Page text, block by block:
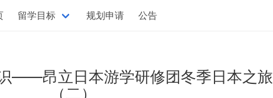
留学目标 规划申请 公告
——昂立日本游学研修团冬季日本之旅
（二）